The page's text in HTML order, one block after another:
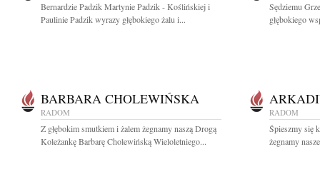
Bernardzie Padzik Martynie Padzik - Koślińskiej i
Paulinie Padzik wyrazy głębokiego żalu i...
Sędziemu
głębokiego
BARBARA CHOLEWIŃSKA
RADOM
Z głębokim smutkiem i żalem żegnamy naszą Drogą
Koleżankę Barbarę Cholewińską Wieloletniego...
RADOM
Śpieszmy się
żegnamy